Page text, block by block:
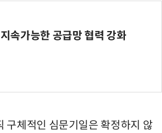
속가능한 공급망 협력 강화
구체적인 심문기일은 확정하지 않